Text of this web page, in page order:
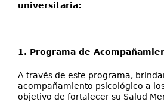
universitaria:
1. Programa de
A través de este programa,
acompañamiento psicológico a
objetivo de fortalecer su Salud